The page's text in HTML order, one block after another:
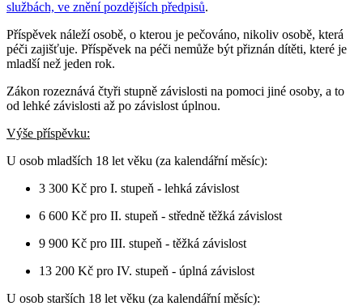
službách, ve znění pozdějších předpisů.
Příspěvek náleží osobě, o kterou je pečováno, nikoliv osobě, která
péči zajišťuje. Příspěvek na péči nemůže být přiznán dítěti, které je
mladší než jeden rok.
Zákon rozeznává čtyři stupně závislosti na pomoci jiné osoby, a to
od lehké závislosti až po závislost úplnou.
Výše příspěvku:
U osob mladších 18 let věku (za kalendářní měsíc):
3 300 Kč pro I. stupeň - lehká závislost
6 600 Kč pro II. stupeň - středně těžká závislost
9 900 Kč pro III. stupeň - těžká závislost
13 200 Kč pro IV. stupeň - úplná závislost
U osob starších 18 let věku (za kalendářní měsíc):